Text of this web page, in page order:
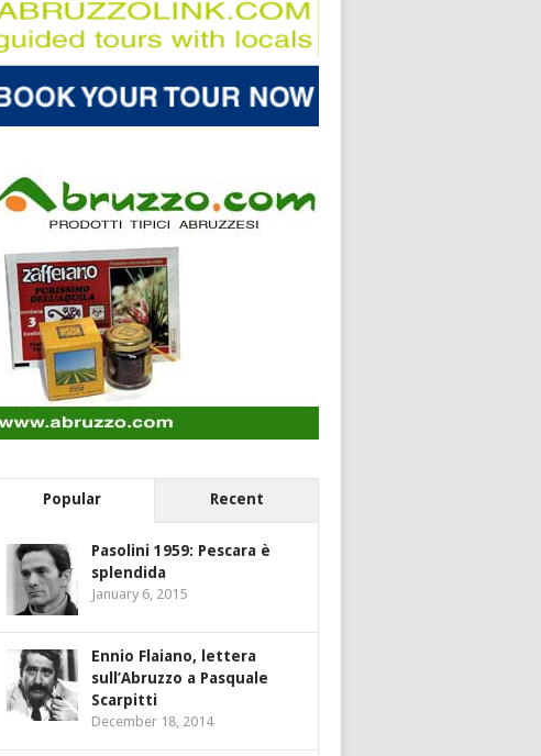
Popular Recent
Pasolini 1959: Pescara è
splendida
January 6, 2015
Ennio Flaiano, lettera
sull’Abruzzo a Pasquale
Scarpitti
December 18, 2014